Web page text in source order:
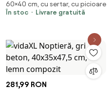
Artizanal 40 x 29 x 60 cm Lemn
compozit
60×40 cm, cu sertar, cu picioare
În stoc
Livrare gratuită
281,99 RON